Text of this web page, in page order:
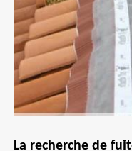
La recherche de